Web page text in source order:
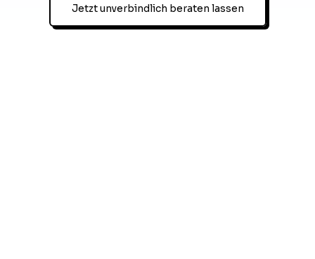
Jetzt unverbindlich beraten lassen